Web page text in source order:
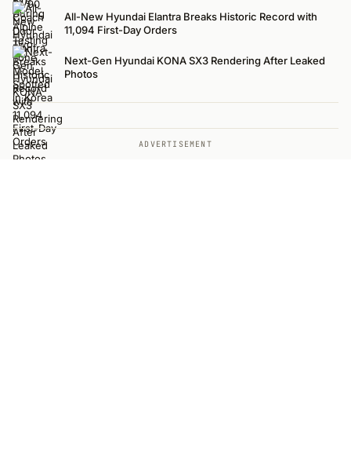
All-New Hyundai Elantra Breaks Historic Record with
11,094 First-Day Orders
Next-Gen Hyundai KONA SX3 Rendering After Leaked
Photos
ADVERTISEMENT